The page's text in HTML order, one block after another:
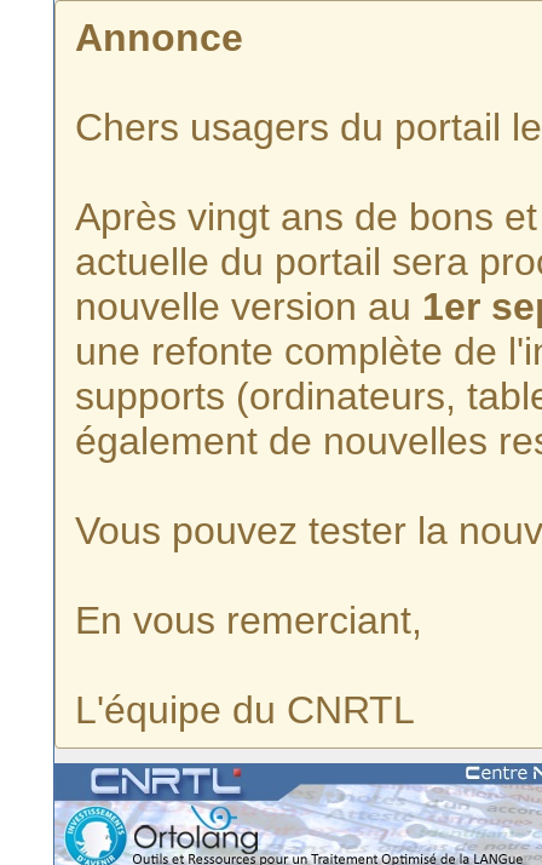
Annonce
Chers usagers du portail
Après vingt ans de bons
actuelle du portail sera
nouvelle version au 1er
une refonte complète de
supports (ordinateurs,
également de nouvelles
Vous pouvez tester la
En vous remerciant,
L'équipe du CNRTL